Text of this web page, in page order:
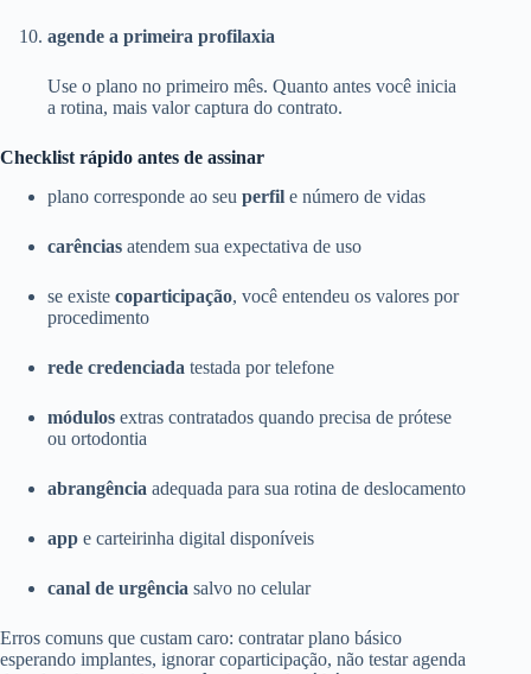
agende a primeira profilaxia
Use o plano no primeiro mês. Quanto antes você inicia
a rotina, mais valor captura do contrato.
Checklist rápido antes de assinar
plano corresponde ao seu perfil e número de vidas
carências atendem sua expectativa de uso
se existe coparticipação, você entendeu os valores por
procedimento
rede credenciada testada por telefone
módulos extras contratados quando precisa de prótese
ou ortodontia
abrangência adequada para sua rotina de deslocamento
app e carteirinha digital disponíveis
canal de urgência salvo no celular
Erros comuns que custam caro: contratar plano básico
esperando implantes, ignorar coparticipação, não testar agenda